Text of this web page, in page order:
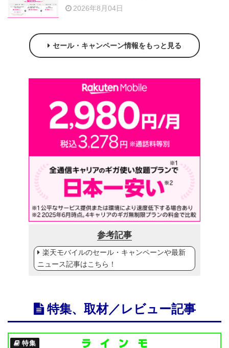
2026年8月04日
セール・キャンペーン情報をもっと見る
参考記事
楽天モバイルのセール・キャンペーンや最新
ニュース記事はこちら！
特集、取材／レビュー記事
特集